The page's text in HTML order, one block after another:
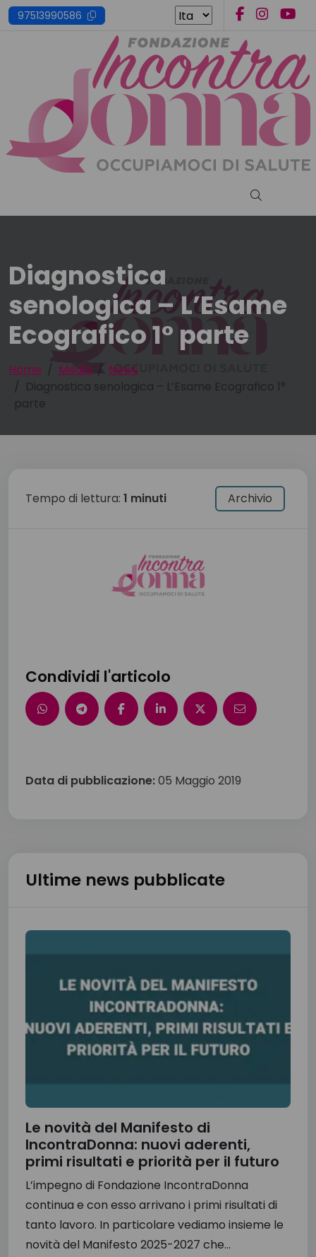
Skip
to
97513990586
Cerca nel
Diagnostica
senologica – L’Esame
Ecografico 1° parte
Home Media
News
Diagnostica senologica – L’Esame Ecografico 1°
parte
Tempo di lettura: 1 minuti Archivio
Condividi l'articolo
Data di pubblicazione:05 Maggio 2019
Ultime news pubblicate
Le novità del Manifesto di
IncontraDonna: nuovi aderenti,
primi risultati e priorità per il futuro
L’impegno di Fondazione IncontraDonna
continua e con esso arrivano i primi risultati di
tanto lavoro. In particolare vediamo insieme le
novità del Manifesto 2025-2027 che...